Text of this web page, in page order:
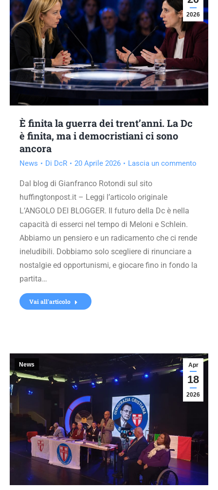
2026
È finita la guerra dei trent’anni. La Dc
è finita, ma i democristiani ci sono
ancora
News Di DcR 20 Aprile 2026 Lascia un commento
Dal blog di Gianfranco Rotondi sul sito
huffingtonpost.it – Leggi l’articolo originale
L’ANGOLO DEI BLOGGER. Il futuro della Dc è nella
capacità di esserci nel tempo di Meloni e Schlein.
Abbiamo un pensiero e un radicamento che ci rende
ineludibili. Dobbiamo solo scegliere di rinunciare a
nostalgie ed opportunismi, e giocare fino in fondo la
partita…
Vai all'articolo
Apr
18
2026
News